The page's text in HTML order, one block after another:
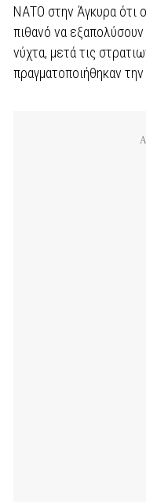
ΝΑΤΟ στην Άγκυρα ότι
πιθανό να
νύχτα, μετά τις
πραγματοποιήθηκαν